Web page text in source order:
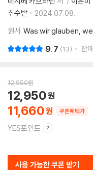
추수밭
2024.07.08.
원서 Was wir glauben,
9.7 13 판
12,950원
11,660
12,950
쿠폰혜택가
YES포인트
사용 가능한 쿠폰 받기